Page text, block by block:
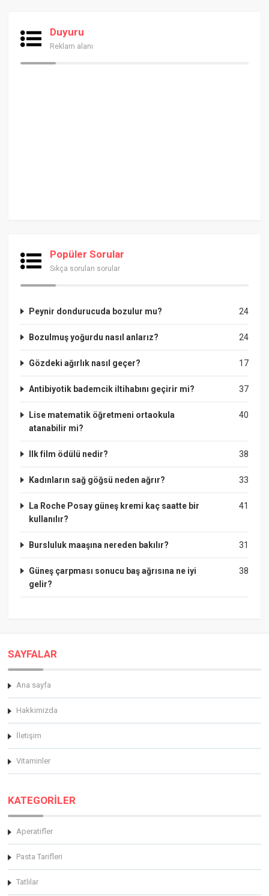
Duyuru
Reklam alanı
Popüler Sorular
Sıkça sorulan sorular
24
Peynir dondurucuda bozulur mu?
24
Bozulmuş yoğurdu nasıl anlarız?
17
Gözdeki ağırlık nasıl geçer?
37
Antibiyotik bademcik iltihabını geçirir mi?
40
Lise matematik öğretmeni ortaokula
atanabilir mi?
38
Ilk film ödülü nedir?
33
Kadınların sağ göğsü neden ağrır?
41
La Roche Posay güneş kremi kaç saatte bir
kullanılır?
31
Bursluluk maaşına nereden bakılır?
38
Güneş çarpması sonucu baş ağrısına ne iyi
gelir?
SAYFALAR
Ana sayfa
Hakkimizda
İletişim
Vitaminler
KATEGORİLER
Aperatifler
Pasta Tarifleri
Tatlılar